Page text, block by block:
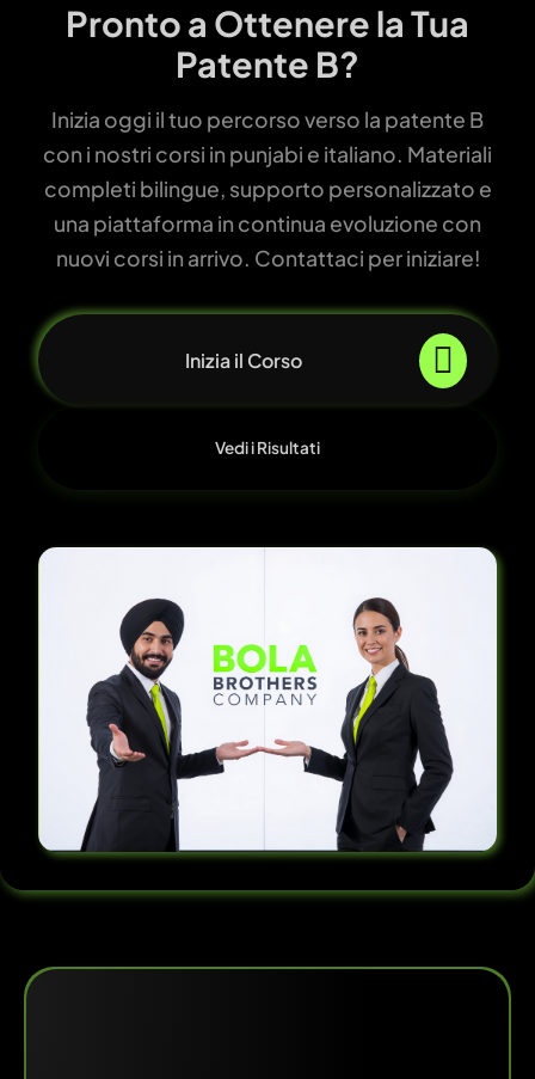
Pronto a Ottenere la Tua
Patente B?
Inizia oggi il tuo percorso verso la patente B
con i nostri corsi in punjabi e italiano. Materiali
completi bilingue, supporto personalizzato e
una piattaforma in continua evoluzione con
nuovi corsi in arrivo. Contattaci per iniziare!
Inizia il Corso
Vedi i Risultati